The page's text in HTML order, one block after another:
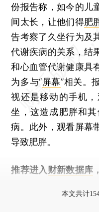
份报告称，如今的儿
间太长，让他们得肥
告考察了久坐行为及
代谢疾病的关系，结
和心血管代谢健康具
为多与“屏幕”相关。
视还是移动的手机
坐，这造成肥胖和
病。此外，观看屏幕
导致肥胖。
推荐进入 财新数据库
本文共计